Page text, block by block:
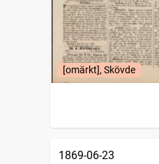
[omärkt], Skövde
1869-06-23